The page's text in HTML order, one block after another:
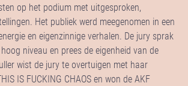
op het podium met uitgesproken,
Het publiek werd meegenomen in een
en eigenzinnige verhalen. De jury sprak
niveau en prees de eigenheid van de
wist de jury te overtuigen met haar
IS FUCKING CHAOS en won de AKF